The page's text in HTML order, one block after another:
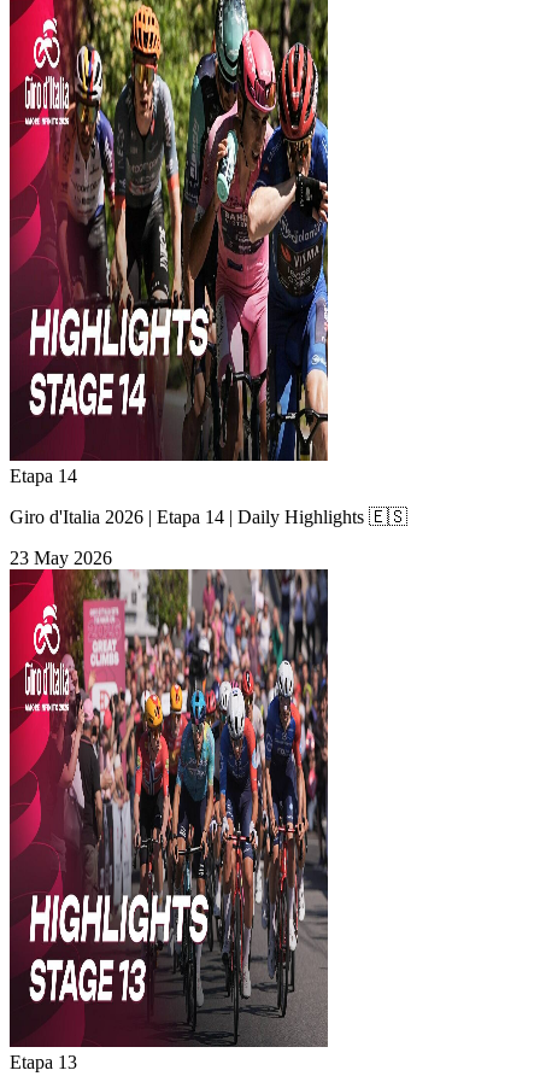
Etapa 14
Giro d'Italia 2026 | Etapa 14 | Daily Highlights 🇪🇸
23 May 2026
Etapa 13